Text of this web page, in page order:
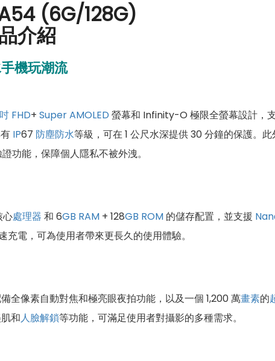
(6G/128G)
介紹
機玩潮流
FHD+ Super AMOLED 螢幕和 Infinity-O 極限全螢幕設計，
IP67 防塵防水等級，可在 1 公尺水深提供 30 分鐘的保護。
功能，保障個人隱私不被外洩。
心處理器 和 6GB RAM + 128GB ROM 的儲存配置，並支援
充電，可為使用者帶來更長久的使用體驗。
全像素自動對焦和極亮眼夜拍功能，以及一個 1,200 萬畫素的
和人臉解鎖等功能，可滿足使用者對攝影的多種需求。